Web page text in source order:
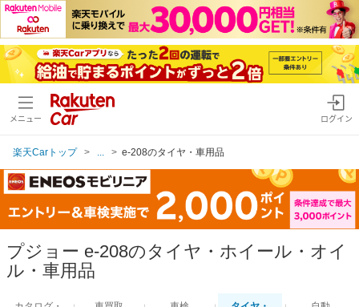
メニュー ログイン
楽天Carトップ e-208のタイヤ・車用品
プジョー e-208のタイヤ・ホイール・オイ
ル・車用品